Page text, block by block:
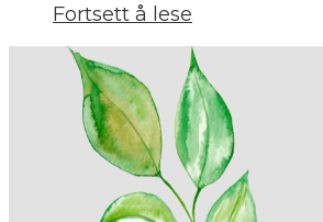
Fortsett å lese